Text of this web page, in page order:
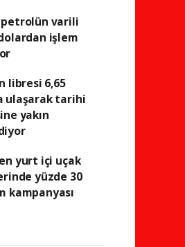
varili
işlem
libresi 6,65
ulaşarak tarihi
yakın
yurt içi uçak
yüzde 30
kampanyası